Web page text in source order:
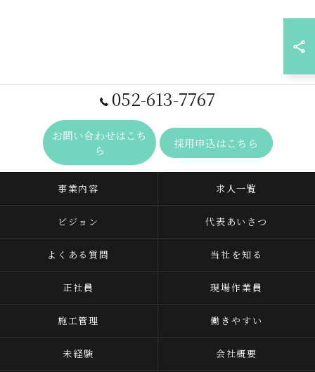
052-613-7767
お問い合わせはこち
ら
採用申込はこちら
事業内容 求人一覧
ビジョン 代表あいさつ
よくある質問 当社を知る
正社員 現場作業員
施工管理 働きやすい
未経験 会社概要